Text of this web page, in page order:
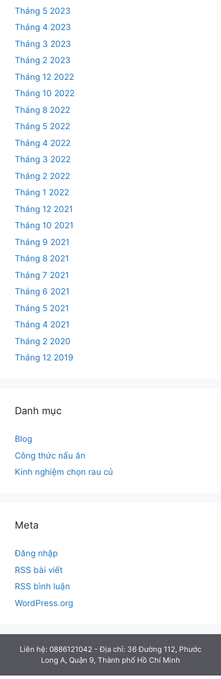
Tháng 5 2023
Tháng 4 2023
Tháng 3 2023
Tháng 2 2023
Tháng 12 2022
Tháng 10 2022
Tháng 8 2022
Tháng 5 2022
Tháng 4 2022
Tháng 3 2022
Tháng 2 2022
Tháng 1 2022
Tháng 12 2021
Tháng 10 2021
Tháng 9 2021
Tháng 8 2021
Tháng 7 2021
Tháng 6 2021
Tháng 5 2021
Tháng 4 2021
Tháng 2 2020
Tháng 12 2019
Danh mục
Blog
Công thức nấu ăn
Kinh nghiệm chọn rau củ
Meta
Đăng nhập
RSS bài viết
RSS bình luận
WordPress.org
Liên hệ: 0886121042 - Địa chỉ: 36 Đường 112, Phước
Long A, Quận 9, Thành phố Hồ Chí Minh